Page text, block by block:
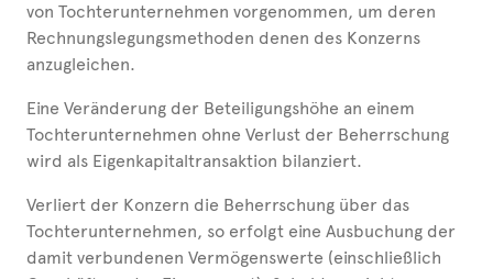
von Tochterunternehmen vorgenommen, um deren
Rechnungslegungsmethoden denen des Konzerns
anzugleichen.
Eine Veränderung der Beteiligungshöhe an einem
Tochterunternehmen ohne Verlust der Beherrschung
wird als Eigenkapitaltransaktion bilanziert.
Verliert der Konzern die Beherrschung über das
Tochterunternehmen, so erfolgt eine Ausbuchung der
damit verbundenen Vermögenswerte (einschließlich